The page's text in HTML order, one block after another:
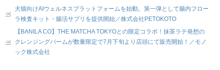
犬猫向けAIウェルネスプラットフォームを始動。第一弾として腸内フロー
ラ検査キット・腸活サプリを提供開始／株式会社PETOKOTO
【BANILA CO】THE MATCHA TOKYOとの限定コラボ！抹茶ラテ発想の
クレンジングバームが数量限定で7月下旬より店頭にて販売開始！／モノ
ック株式会社